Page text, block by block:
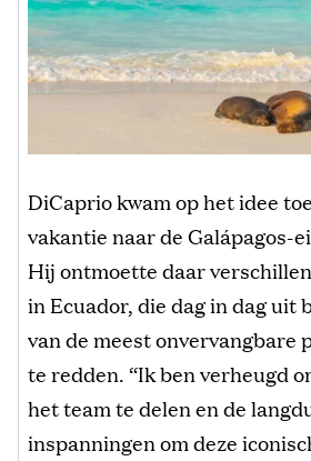
DiCaprio kwam op het idee
vakantie naar de Galápagos-
Hij ontmoette daar
in Ecuador, die dag in dag uit
van de meest onvervangbare
te redden. “Ik ben verheugd
het team te delen en de
inspanningen om deze